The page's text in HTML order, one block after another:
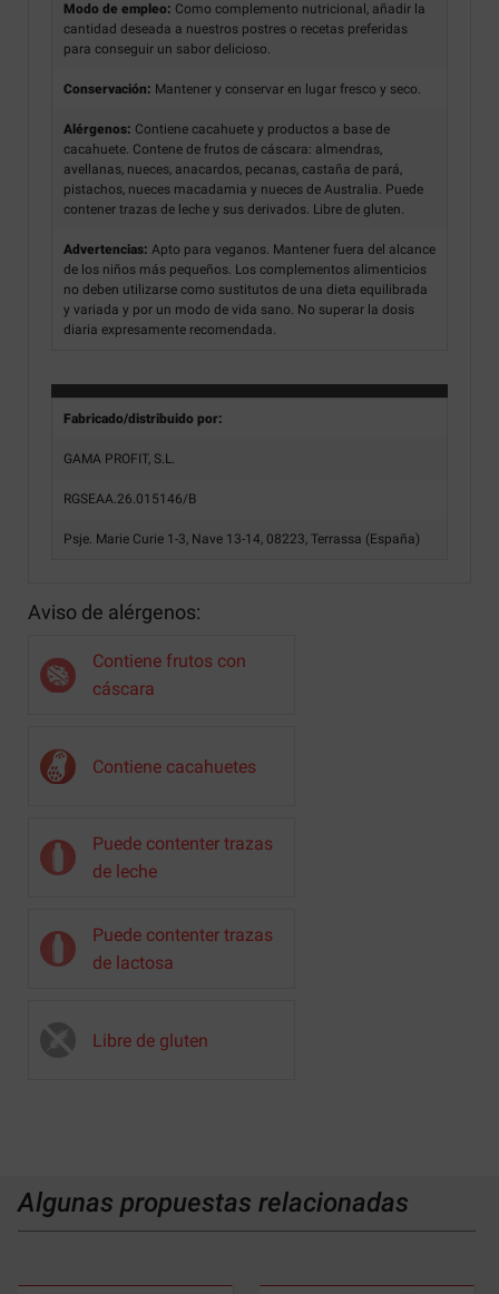
Modo de empleo: Como complemento nutricional, añadir la
cantidad deseada a nuestros postres o recetas preferidas
para conseguir un sabor delicioso.
Conservación: Mantener y conservar en lugar fresco y seco.
Alérgenos: Contiene cacahuete y productos a base de
cacahuete. Contene de frutos de cáscara: almendras,
avellanas, nueces, anacardos, pecanas, castaña de pará,
pistachos, nueces macadamia y nueces de Australia. Puede
contener trazas de leche y sus derivados. Libre de gluten.
Advertencias: Apto para veganos. Mantener fuera del alcance
de los niños más pequeños. Los complementos alimenticios
no deben utilizarse como sustitutos de una dieta equilibrada
y variada y por un modo de vida sano. No superar la dosis
diaria expresamente recomendada.
Fabricado/distribuido por:
GAMA PROFIT, S.L.
RGSEAA.26.015146/B
Psje. Marie Curie 1-3, Nave 13-14, 08223, Terrassa (España)
Aviso de alérgenos:
Contiene frutos con
cáscara
Contiene cacahuetes
Puede contenter trazas
de leche
Puede contenter trazas
de lactosa
Libre de gluten
Algunas propuestas relacionadas